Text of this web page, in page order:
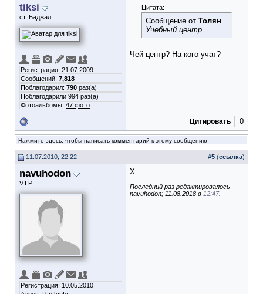
tiksi
ст. Баджал
Регистрация: 21.07.2009
Сообщений: 7,818
Поблагодарил: 790 раз(а)
Поблагодарили 994 раз(а)
Фотоальбомы: 47 фото
Цитата:
Сообщение от Толян
Учебный центр
Чей центр? На кого учат?
Цитировать 0
Нажмите здесь, чтобы написать комментарий к этому сообщению
11.07.2010, 22:22 #5 (ссылка)
navuhodon
V.I.P.
Регистрация: 10.05.2010
Х
Последний раз редактировалось
navuhodon; 11.08.2018 в 12:47.